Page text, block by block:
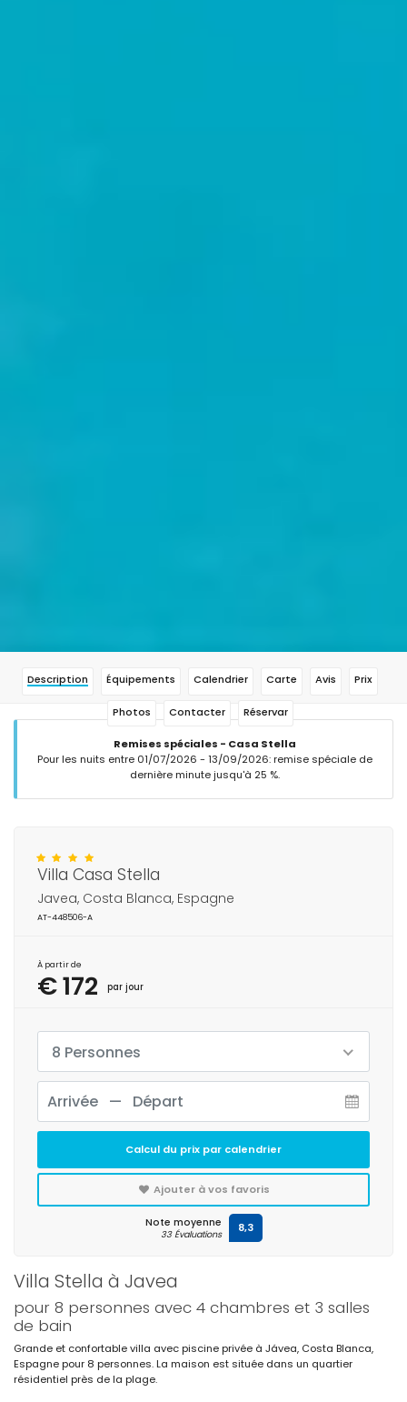
Description Équipements Calendrier Carte Avis Prix
Photos Contacter Réservar
Remises spéciales - Casa Stella
Pour les nuits entre 01/07/2026 - 13/09/2026: remise spéciale de
dernière minute jusqu'à 25 %.
Villa Stella à Javea
pour 8 personnes avec 4 chambres et 3 salles
de bain
Grande et confortable villa avec piscine privée à Jávea, Costa Blanca,
Espagne pour 8 personnes. La maison est située dans un quartier
résidentiel près de la plage.
Villa Casa Stella
Javea, Costa Blanca, Espagne
AT-448506-A
À partir de
€ 172 par jour
8 Personnes
Calcul du prix par calendrier
Ajouter à vos favoris
Note moyenne
33 Évaluations 8,3